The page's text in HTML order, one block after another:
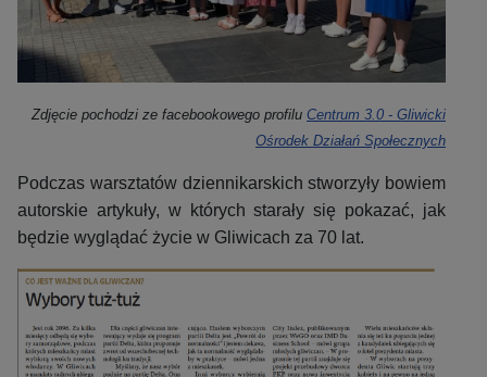
Zdjęcie pochodzi ze facebookowego profilu Centrum 3.0 - Gliwicki
Ośrodek Działań Społecznych
Podczas warsztatów dziennikarskich stworzyły bowiem
autorskie artykuły, w których starały się pokazać, jak
będzie wyglądać życie w Gliwicach za 70 lat.